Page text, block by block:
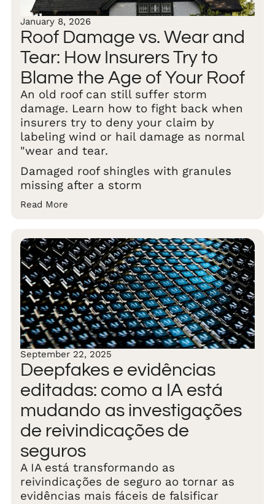
January 8, 2026
Roof Damage vs. Wear and
Tear: How Insurers Try to
Blame the Age of Your Roof
An old roof can still suffer storm
damage. Learn how to fight back when
insurers try to deny your claim by
labeling wind or hail damage as normal
"wear and tear.
Damaged roof shingles with granules
missing after a storm
Read More
September 22, 2025
Deepfakes e evidências
editadas: como a IA está
mudando as investigações
de reivindicações de
seguros
A IA está transformando as
reivindicações de seguro ao tornar as
evidências mais fáceis de falsificar